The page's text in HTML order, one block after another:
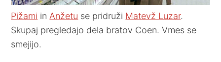
Pižami in Anžetu se pridruži Matevž Luzar.
Skupaj pregledajo dela bratov Coen. Vmes se
smejijo.